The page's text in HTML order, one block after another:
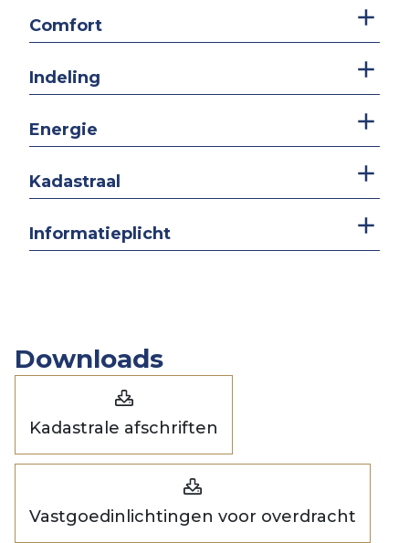
Comfort
Indeling
Energie
Kadastraal
Informatieplicht
Downloads
Kadastrale afschriften
Vastgoedinlichtingen voor overdracht